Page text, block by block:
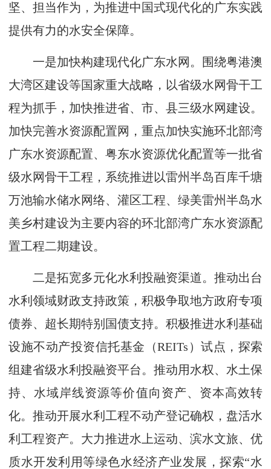
坚、担当作为，为推进中国式现代化的广东实践
提供有力的水安全保障。
一是加快构建现代化广东水网。围绕粤港澳
大湾区建设等国家重大战略，以省级水网骨干工
程为抓手，加快推进省、市、县三级水网建设。
加快完善水资源配置网，重点加快实施环北部湾
广东水资源配置、粤东水资源优化配置等一批省
级水网骨干工程，系统推进以雷州半岛百库千塘
万池输水储水网络、灌区工程、绿美雷州半岛水
美乡村建设为主要内容的环北部湾广东水资源配
置工程二期建设。
二是拓宽多元化水利投融资渠道。推动出台
水利领域财政支持政策，积极争取地方政府专项
债券、超长期特别国债支持。积极推进水利基础
设施不动产投资信托基金（REITs）试点，探索
组建省级水利投融资平台。推动用水权、水土保
持、水域岸线资源等价值向资产、资本高效转
化。推动开展水利工程不动产登记确权，盘活水
利工程资产。大力推进水上运动、滨水文旅、优
质水开发利用等绿色水经济产业发展，探索“水